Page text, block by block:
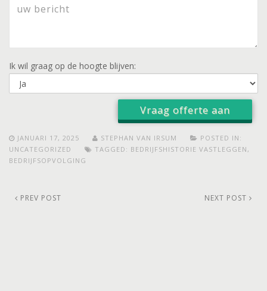
Ik wil graag op de hoogte blijven:
JANUARI 17, 2025 STEPHAN VAN IRSUM
POSTED IN:
UNCATEGORIZED
TAGGED: BEDRIJFSHISTORIE VASTLEGGEN ,
BEDRIJFSOPVOLGING
PREV POST NEXT POST